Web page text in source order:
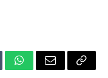
WhatsApp
Email Copy